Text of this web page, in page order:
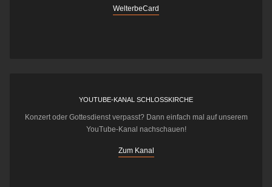
WelterbeCard
YOUTUBE-KANAL SCHLOSSKIRCHE
Konzert oder Gottesdienst verpasst? Dann einfach mal auf unserem
YouTube-Kanal nachschauen!
Zum Kanal